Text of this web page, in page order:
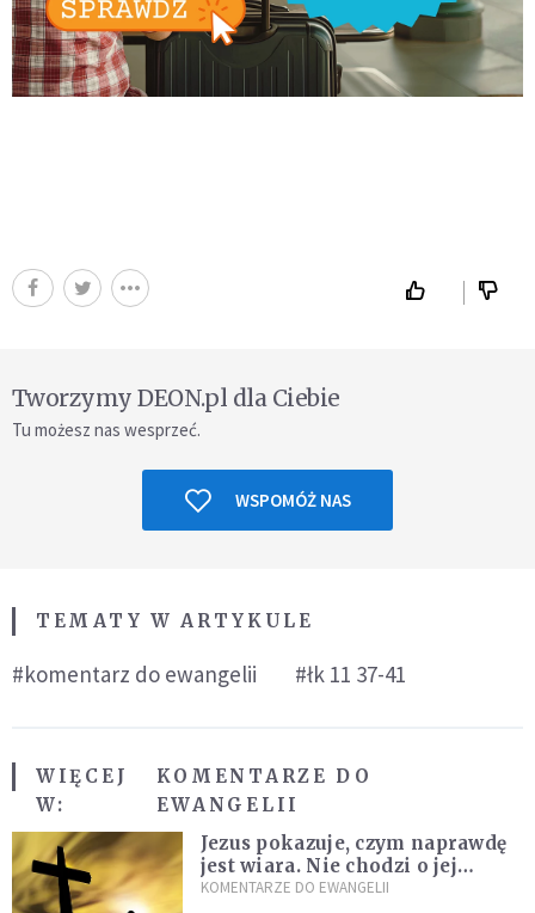
Tworzymy DEON.pl dla Ciebie
Tu możesz nas wesprzeć.
WSPOMÓŻ NAS
TEMATY W ARTYKULE
#komentarz do ewangelii #łk 11 37-41
WIĘCEJ
W:
KOMENTARZE DO
EWANGELII
Jezus pokazuje, czym naprawdę
jest wiara. Nie chodzi o jej
wielkość
KOMENTARZE DO EWANGELII